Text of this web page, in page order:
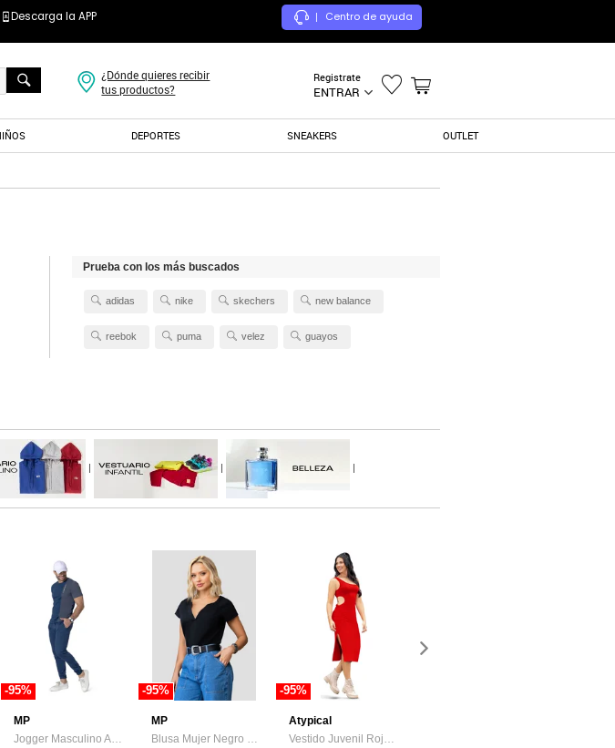
Descarga la APP | Centro de ayuda
Registrate
ENTRAR
¿Dónde quieres recibir
tus productos?
DEPORTES SNEAKERS OUTLET
Prueba con los más buscados
adidas nike skechers new balance
reebok puma velez guayos
-95%
MP
Jogger Masculino Azul Petróleo Oscuro Mp 33636
-95%
MP
Blusa Mujer Negro Mp 104190
-95%
Atypical
Vestido Juvenil Rojo Atypical 93562